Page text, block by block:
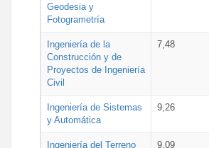
Geodesia y
Fotogrametría
Ingeniería de la
Construcción y de
Proyectos de Ingeniería
Civil
7,48
Ingeniería de Sistemas
y Automática
9,26
Ingeniería del Terreno 9,09